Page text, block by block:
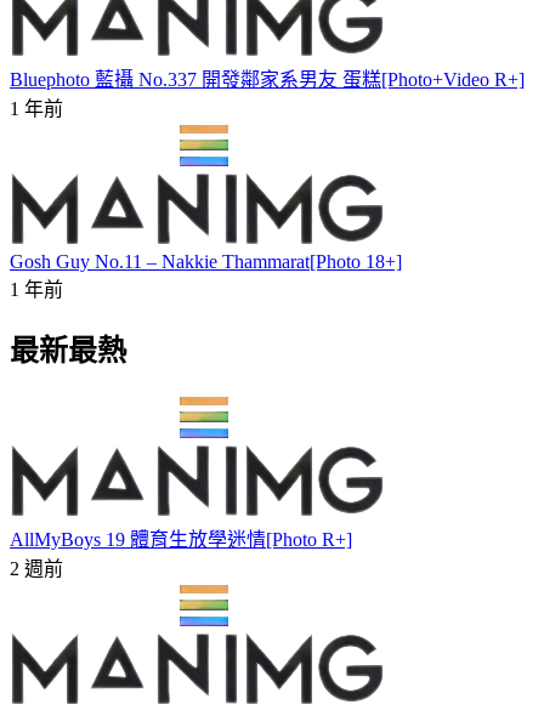
Bluephoto 藍攝 No.337 開發鄰家系男友 蛋糕[Photo+Video R+]
1 年前
Gosh Guy No.11 – Nakkie Thammarat[Photo 18+]
1 年前
最新最熱
AllMyBoys 19 體育生放學迷情[Photo R+]
2 週前